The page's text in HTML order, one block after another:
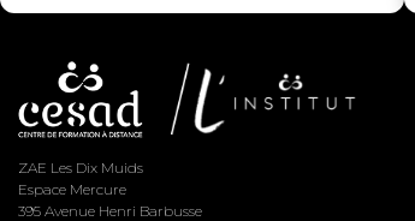
ZAE Les Dix Muids
Espace Mercure
395 Avenue Henri Barbusse